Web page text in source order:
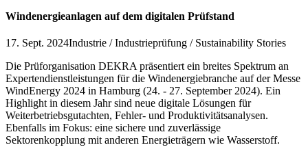
Windenergieanlagen auf dem digitalen Prüfstand
17. Sept. 2024Industrie / Industrieprüfung / Sustainability Stories
Die Prüforganisation DEKRA präsentiert ein breites Spektrum an
Expertendienstleistungen für die Windenergiebranche auf der Messe
WindEnergy 2024 in Hamburg (24. - 27. September 2024). Ein
Highlight in diesem Jahr sind neue digitale Lösungen für
Weiterbetriebsgutachten, Fehler- und Produktivitätsanalysen.
Ebenfalls im Fokus: eine sichere und zuverlässige
Sektorenkopplung mit anderen Energieträgern wie Wasserstoff.